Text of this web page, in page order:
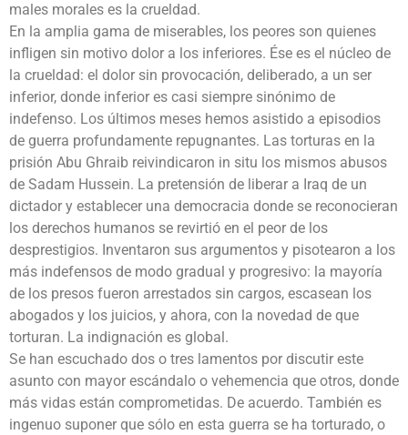
males morales es la crueldad.
En la amplia gama de miserables, los peores son quienes
infligen sin motivo dolor a los inferiores. Ése es el núcleo de
la crueldad: el dolor sin provocación, deliberado, a un ser
inferior, donde inferior es casi siempre sinónimo de
indefenso. Los últimos meses hemos asistido a episodios
de guerra profundamente repugnantes. Las torturas en la
prisión Abu Ghraib reivindicaron in situ los mismos abusos
de Sadam Hussein. La pretensión de liberar a Iraq de un
dictador y establecer una democracia donde se reconocieran
los derechos humanos se revirtió en el peor de los
desprestigios. Inventaron sus argumentos y pisotearon a los
más indefensos de modo gradual y progresivo: la mayoría
de los presos fueron arrestados sin cargos, escasean los
abogados y los juicios, y ahora, con la novedad de que
torturan. La indignación es global.
Se han escuchado dos o tres lamentos por discutir este
asunto con mayor escándalo o vehemencia que otros, donde
más vidas están comprometidas. De acuerdo. También es
ingenuo suponer que sólo en esta guerra se ha torturado, o